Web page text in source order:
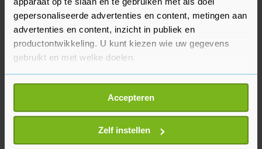
gepersonaliseerde advertenties en content, metingen aan
advertenties en content, inzicht in publiek en
productontwikkeling. U kunt kiezen wie uw gegevens
gebruikt en met welke doelen.
Als u het toestaat, willen we ook graag:
Informatie verzamelen over uw geografische
locatie, die tot een paar meter nauwkeurig kan zijn
Uw apparaat identificeren door het actief te
scannen op specifieke eigenschappen (fingerprinting)
Accepteren
Zelf instellen
Vergeleken met de VS lopen Europese landen
achter op het gebied van digitalisering. Dat zou
ongunstig kunnen zijn voor de arbeidsmarkt hier,
aldus het EIB. De bank berekende dat in de EU 33
procent van de mensen werkt bij een bedrijf dat
niets doet op digitaal gebied, terwijl dat in de VS
maar voor zo’n 20 procent geldt.